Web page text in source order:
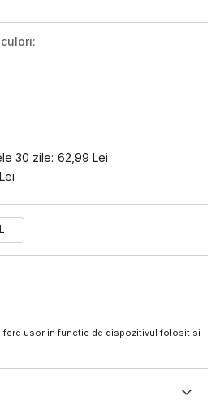
30 zile: 62,99 Lei
Lei
usor in functie de dispozitivul folosit si